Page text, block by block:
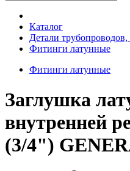
Каталог
Детали
Фитинги латунные
Фитинги латунные
Заглушка
внутренней
(3/4")